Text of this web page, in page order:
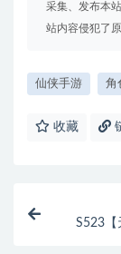
采集、发布本
站内容侵犯了
仙侠手游 角
收藏
S523【